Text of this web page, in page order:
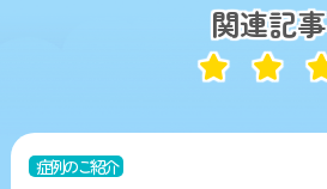
関連記事
症例のご紹介